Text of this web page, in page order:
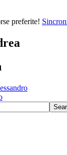
preferite!